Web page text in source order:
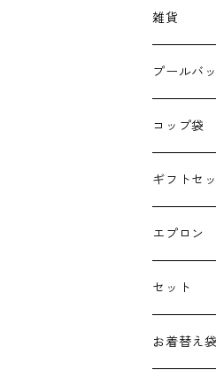
雑貨
エコバッグ
巾着
授乳クッシ
よだれカバ
抱っこ紐
子供用バッ
プールバ
コップ袋
ギフトセ
エプロン
セット
お着替え袋